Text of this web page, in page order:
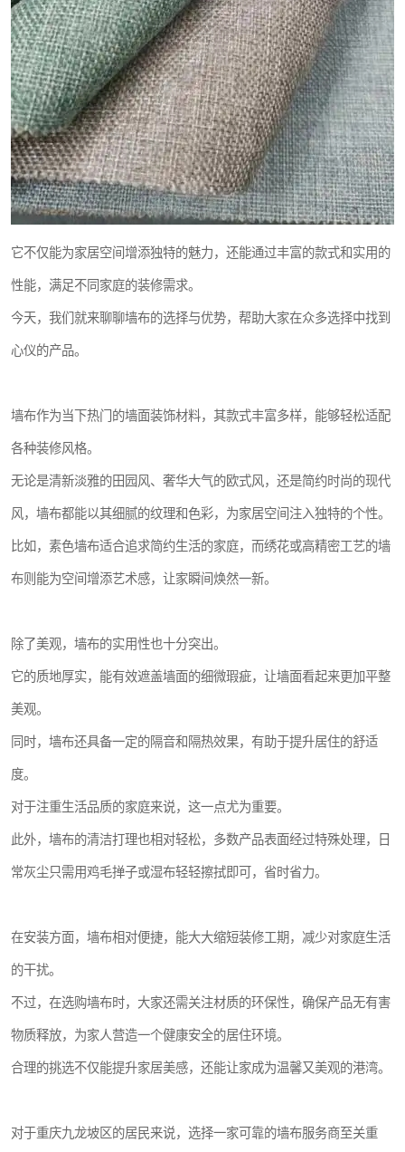
它不仅能为家居空间增添独特的魅力，还能通过丰富的款式和实用的
性能，满足不同家庭的装修需求。
今天，我们就来聊聊墙布的选择与优势，帮助大家在众多选择中找到
心仪的产品。
墙布作为当下热门的墙面装饰材料，其款式丰富多样，能够轻松适配
各种装修风格。
无论是清新淡雅的田园风、奢华大气的欧式风，还是简约时尚的现代
风，墙布都能以其细腻的纹理和色彩，为家居空间注入独特的个性。
比如，素色墙布适合追求简约生活的家庭，而绣花或高精密工艺的墙
布则能为空间增添艺术感，让家瞬间焕然一新。
除了美观，墙布的实用性也十分突出。
它的质地厚实，能有效遮盖墙面的细微瑕疵，让墙面看起来更加平整
美观。
同时，墙布还具备一定的隔音和隔热效果，有助于提升居住的舒适
度。
对于注重生活品质的家庭来说，这一点尤为重要。
此外，墙布的清洁打理也相对轻松，多数产品表面经过特殊处理，日
常灰尘只需用鸡毛掸子或湿布轻轻擦拭即可，省时省力。
在安装方面，墙布相对便捷，能大大缩短装修工期，减少对家庭生活
的干扰。
不过，在选购墙布时，大家还需关注材质的环保性，确保产品无有害
物质释放，为家人营造一个健康安全的居住环境。
合理的挑选不仅能提升家居美感，还能让家成为温馨又美观的港湾。
对于重庆九龙坡区的居民来说，选择一家可靠的墙布服务商至关重